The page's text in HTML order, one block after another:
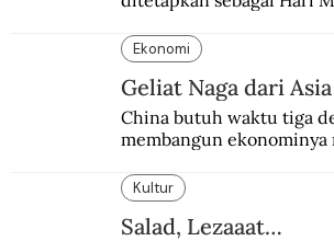
Ekonomi
Geliat Naga dari Asia
China butuh waktu tiga
membangun ekonominya
Kultur
Salad, Lezaaat…